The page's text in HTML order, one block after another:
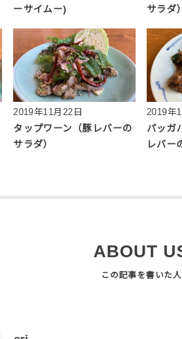
ーサイムー)
サラダ）
2019年11月22日
タップワーン（豚レバーの
サラダ）
2019年
パッガ
レバー
ABOUT